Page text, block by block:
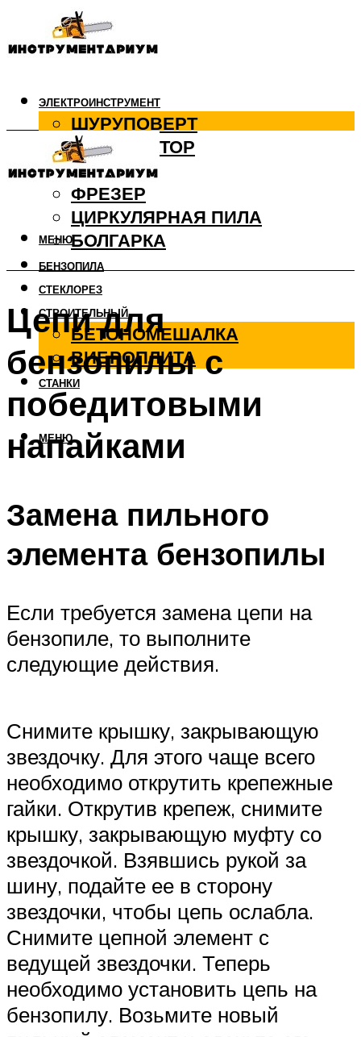
ЭЛЕКТРОИНСТРУМЕНТ
ШУРУПОВЕРТ
ПЕРФОРАТОР
ДРЕЛЬ
ФРЕЗЕР
ЦИРКУЛЯРНАЯ ПИЛА
БОЛГАРКА
БЕНЗОПИЛА
СТЕКЛОРЕЗ
СТРОИТЕЛЬНЫЙ
БЕТОНОМЕШАЛКА
ВИБРОПЛИТА
СТАНКИ
МЕНЮ
МЕНЮ
Цепи для
бензопилы с
победитовыми
напайками
Замена пильного
элемента бензопилы
Если требуется замена цепи на
бензопиле, то выполните
следующие действия.
Снимите крышку, закрывающую
звездочку. Для этого чаще всего
необходимо открутить крепежные
гайки. Открутив крепеж, снимите
крышку, закрывающую муфту со
звездочкой. Взявшись рукой за
шину, подайте ее в сторону
звездочки, чтобы цепь ослабла.
Снимите цепной элемент с
ведущей звездочки. Теперь
необходимо установить цепь на
бензопилу. Возьмите новый